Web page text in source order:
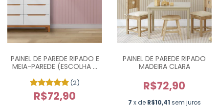
PAINEL DE PAREDE RIPADO E
MEIA-PAREDE (ESCOLHA A
(2)
R$72,90
PAINEL DE PAREDE RIPADO
MADEIRA CLARA
R$72,90
7 x de R$10,41 sem juros